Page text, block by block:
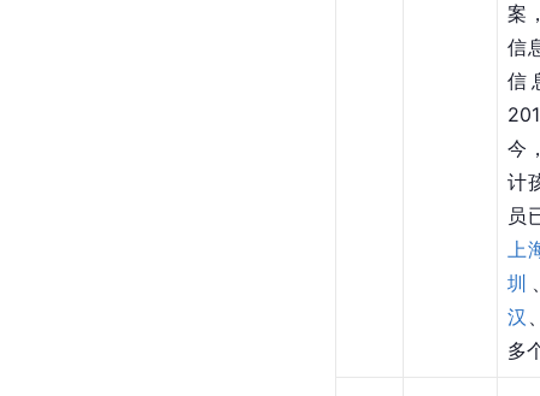
案
信
信
今
计
员
上
圳
汉
多